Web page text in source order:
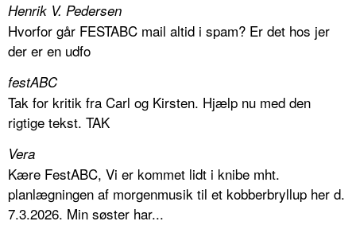
Henrik V. Pedersen
Hvorfor går FESTABC mail altid i spam? Er det hos jer
der er en udfo
festABC
Tak for kritik fra Carl og Kirsten. Hjælp nu med den
rigtige tekst. TAK
Vera
Kære FestABC, Vi er kommet lidt i knibe mht.
planlægningen af morgenmusik til et kobberbryllup her d.
7.3.2026. Min søster har...